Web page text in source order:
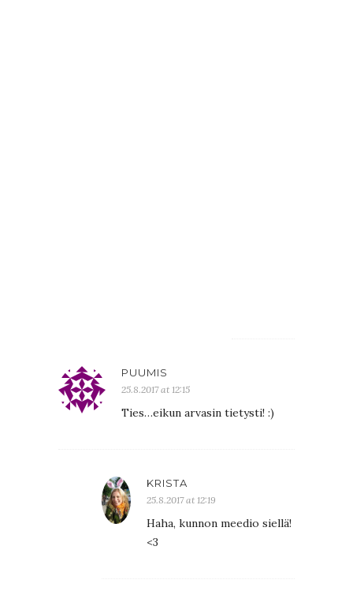
PUUMIS
25.8.2017 at 12:15
Ties…eikun arvasin tietysti! :)
KRISTA
25.8.2017 at 12:19
Haha, kunnon meedio siellä!
<3